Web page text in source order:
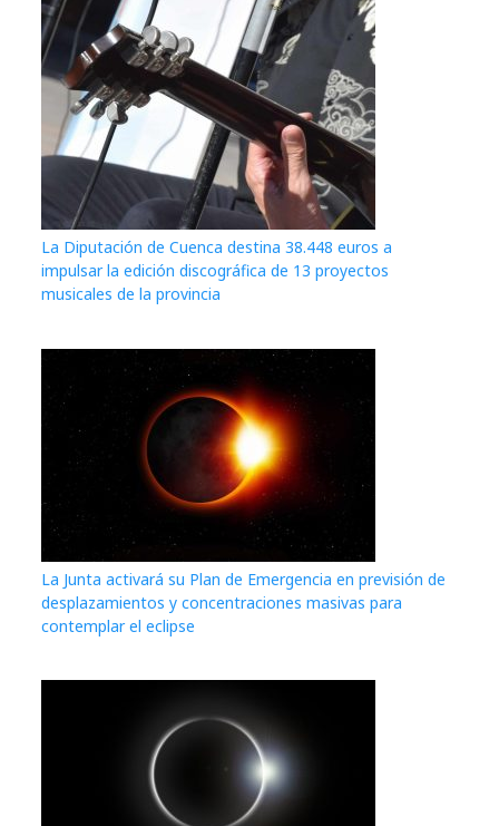
La Diputación de Cuenca destina 38.448 euros a
impulsar la edición discográfica de 13 proyectos
musicales de la provincia
La Junta activará su Plan de Emergencia en previsión de
desplazamientos y concentraciones masivas para
contemplar el eclipse